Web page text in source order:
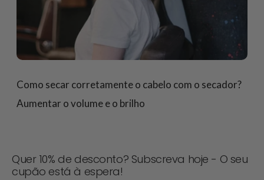
Como secar corretamente o cabelo com o secador?
Aumentar o volume e o brilho
Quer 10% de desconto? Subscreva hoje - O seu
cupão está à espera!